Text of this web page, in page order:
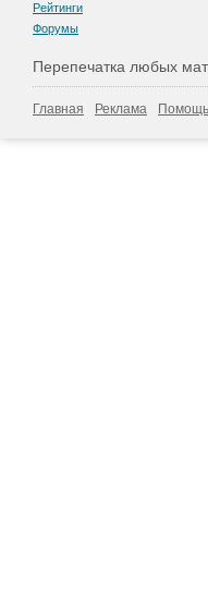
Рейтинги
Форумы
Перепечатка любых
Главная Реклама Помощь